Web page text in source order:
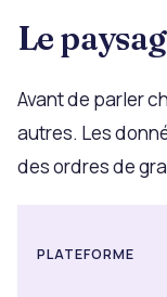
Le
Avant de parler
autres. Les
des ordres de
PLATEFORME